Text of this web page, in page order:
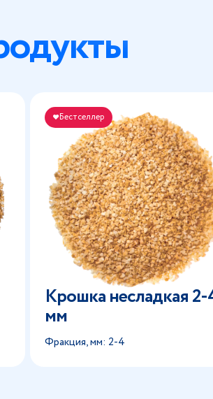
Бестселлер
Крошка несладкая
мм
Фракция, мм: 2-4